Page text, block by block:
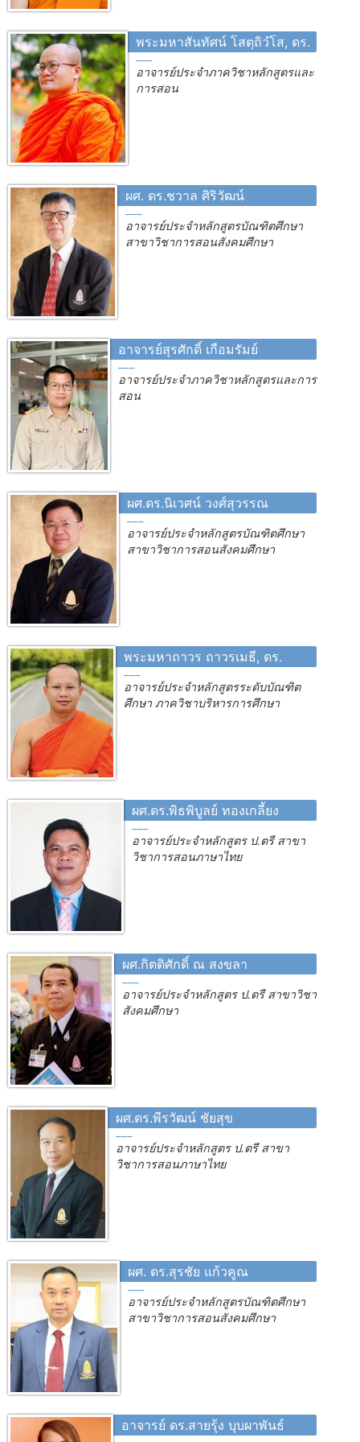
พระมหาสันทัศน์ โสตฺถิวํโส, ดร.
อาจารย์ประจำภาควิชาหลักสูตรและ
การสอน
ผศ. ดร.ชวาล ศิริวัฒน์
อาจารย์ประจำหลักสูตรบัณฑิตศึกษา
สาขาวิชาการสอนสังคมศึกษา
อาจารย์สุรศักดิ์ เกือมรัมย์
อาจารย์ประจำภาควิชาหลักสูตรและการ
สอน
ผศ.ดร.นิเวศน์ วงศ์สุวรรณ
อาจารย์ประจำหลักสูตรบัณฑิตศึกษา
สาขาวิชาการสอนสังคมศึกษา
พระมหาถาวร ถาวรเมธี, ดร.
อาจารย์ประจำหลักสูตรระดับบัณฑิต
ศึกษา ภาควิชาบริหารการศึกษา
ผศ.ดร.พิธพิบูลย์ ทองเกลี้ยง
อาจารย์ประจำหลักสูตร ป.ตรี สาขา
วิชาการสอนภาษาไทย
ผศ.กิตติศักดิ์ ณ สงขลา
อาจารย์ประจำหลักสูตร ป.ตรี สาขาวิชา
สังคมศึกษา
ผศ.ดร.พีรวัฒน์ ชัยสุข
อาจารย์ประจำหลักสูตร ป.ตรี สาขา
วิชาการสอนภาษาไทย
ผศ. ดร.สุรชัย แก้วคูณ
อาจารย์ประจำหลักสูตรบัณฑิตศึกษา
สาขาวิชาการสอนสังคมศึกษา
อาจารย์ ดร.สายรุ้ง บุบผาพันธ์